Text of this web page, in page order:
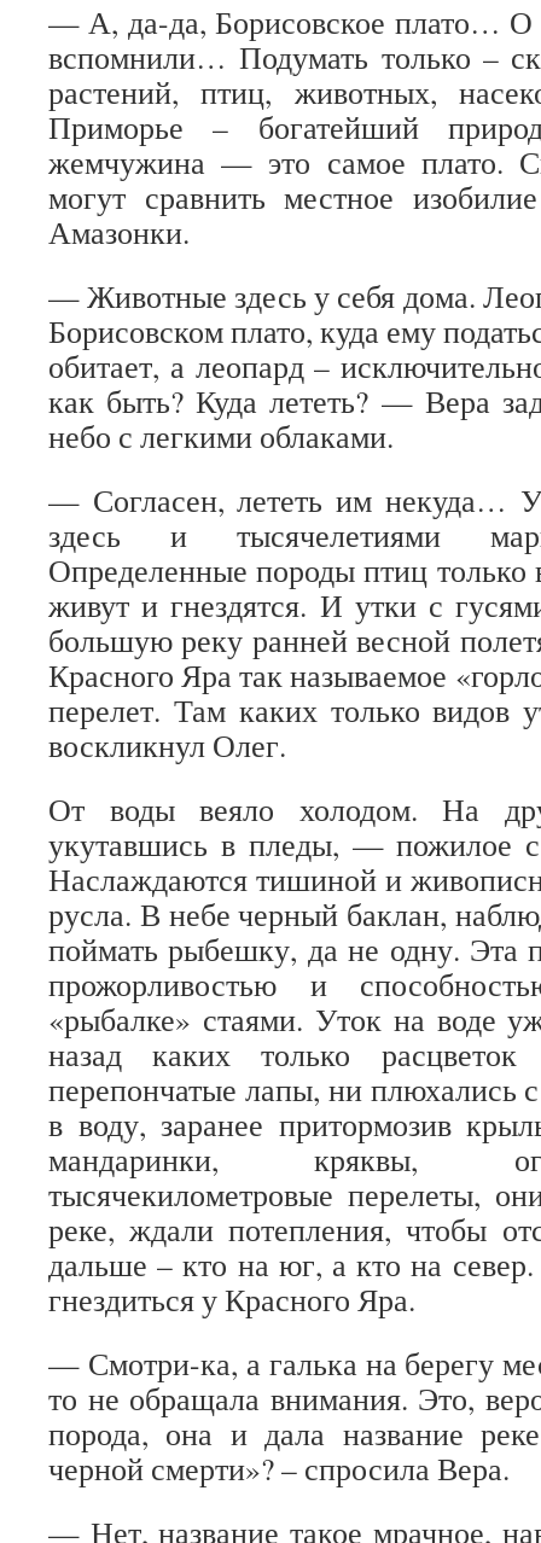
— А, да-да, Борисовское плато… О
вспомнили… Подумать только –
растений, птиц, животных,
Приморье – богатейший
жемчужина — это самое плато.
могут сравнить местное
Амазонки.
— Животные здесь у себя дома.
Борисовском плато, куда ему
обитает, а леопард –
как быть? Куда лететь? — Вера
небо с легкими облаками.
— Согласен, лететь им некуда…
здесь и тысячелетиями
Определенные породы птиц только
живут и гнездятся. И утки с
большую реку ранней весной
Красного Яра так называемое
перелет. Там каких только видов
воскликнул Олег.
От воды веяло холодом. На
укутавшись в пледы, — пожилое
Наслаждаются тишиной и
русла. В небе черный баклан,
поймать рыбешку, да не одну. Эта
прожорливостью и
«рыбалке» стаями. Уток на воде
назад каких только
перепончатые лапы, ни плюхались
в воду, заранее притормозив
мандаринки, кряквы,
тысячекилометровые перелеты,
реке, ждали потепления, чтобы
дальше – кто на юг, а кто на
гнездиться у Красного Яра.
— Смотри-ка, а галька на берегу
то не обращала внимания. Это,
порода, она и дала название
черной смерти»? – спросила Вера.
— Нет, название такое мрачное,